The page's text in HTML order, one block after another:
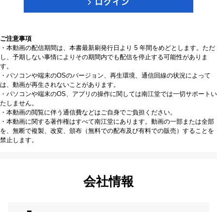
ご注意事項
・本動画の配信期間は、本書最新刷発行日より 5 年間をめどとします。ただ
し、予期しない事情によりその期間内でも配信を停止する可能性がありま
す。
・パソコンや端末のOSのバージョン、再生環境、通信回線の状況によって
は、動画が再生されないことがあります。
・パソコンや端末のOS、アプリの操作に関しては南江堂では一切サポートい
たしません。
・本動画の閲覧に伴う通信費などはご自身でご負担ください。
・本動画に関する著作権はすべて南江堂にあります。動画の一部または全部
を、無断で複製、改変、頒布（無料での配布及び有料での販売）することを
禁止します。
会社情報